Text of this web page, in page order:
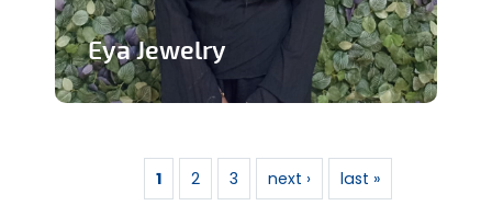
Eya Jewelry
En savoir plus
1 2 3 next › last »